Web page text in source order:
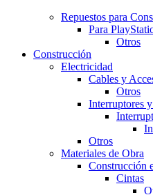
Repuestos para
Para
Otros
Construcción
Electricidad
Cables y
Otros
Interruptores
Otros
Materiales de Obra
Construcción
Cintas